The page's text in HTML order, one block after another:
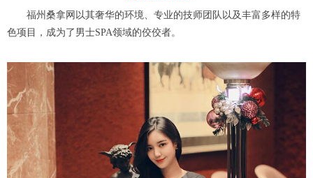
福州桑拿网以其奢华的环境、专业的技师团队以及丰富多样的特
色项目，成为了男士SPA领域的佼佼者。